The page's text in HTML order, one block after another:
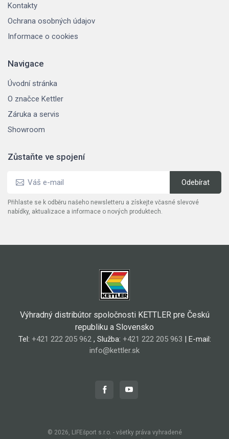
Kontakty
Ochrana osobných údajov
Informace o cookies
Navigace
Úvodní stránka
O značce Kettler
Záruka a servis
Showroom
Zůstaňte ve spojení
Přihlaste se k odběru našeho newsletteru a získejte včasné slevové
nabídky, aktualizace a informace o nových produktech.
Výhradný distribútor spoločnosti KETTLER pre Českú
republiku a Slovensko
Tel: +421 222 205 962, Služba: +421 222 205 963 | E-mail:
info@kettler.sk
© 2026, LIFEšport s.r.o. - všetky práva vyhradené